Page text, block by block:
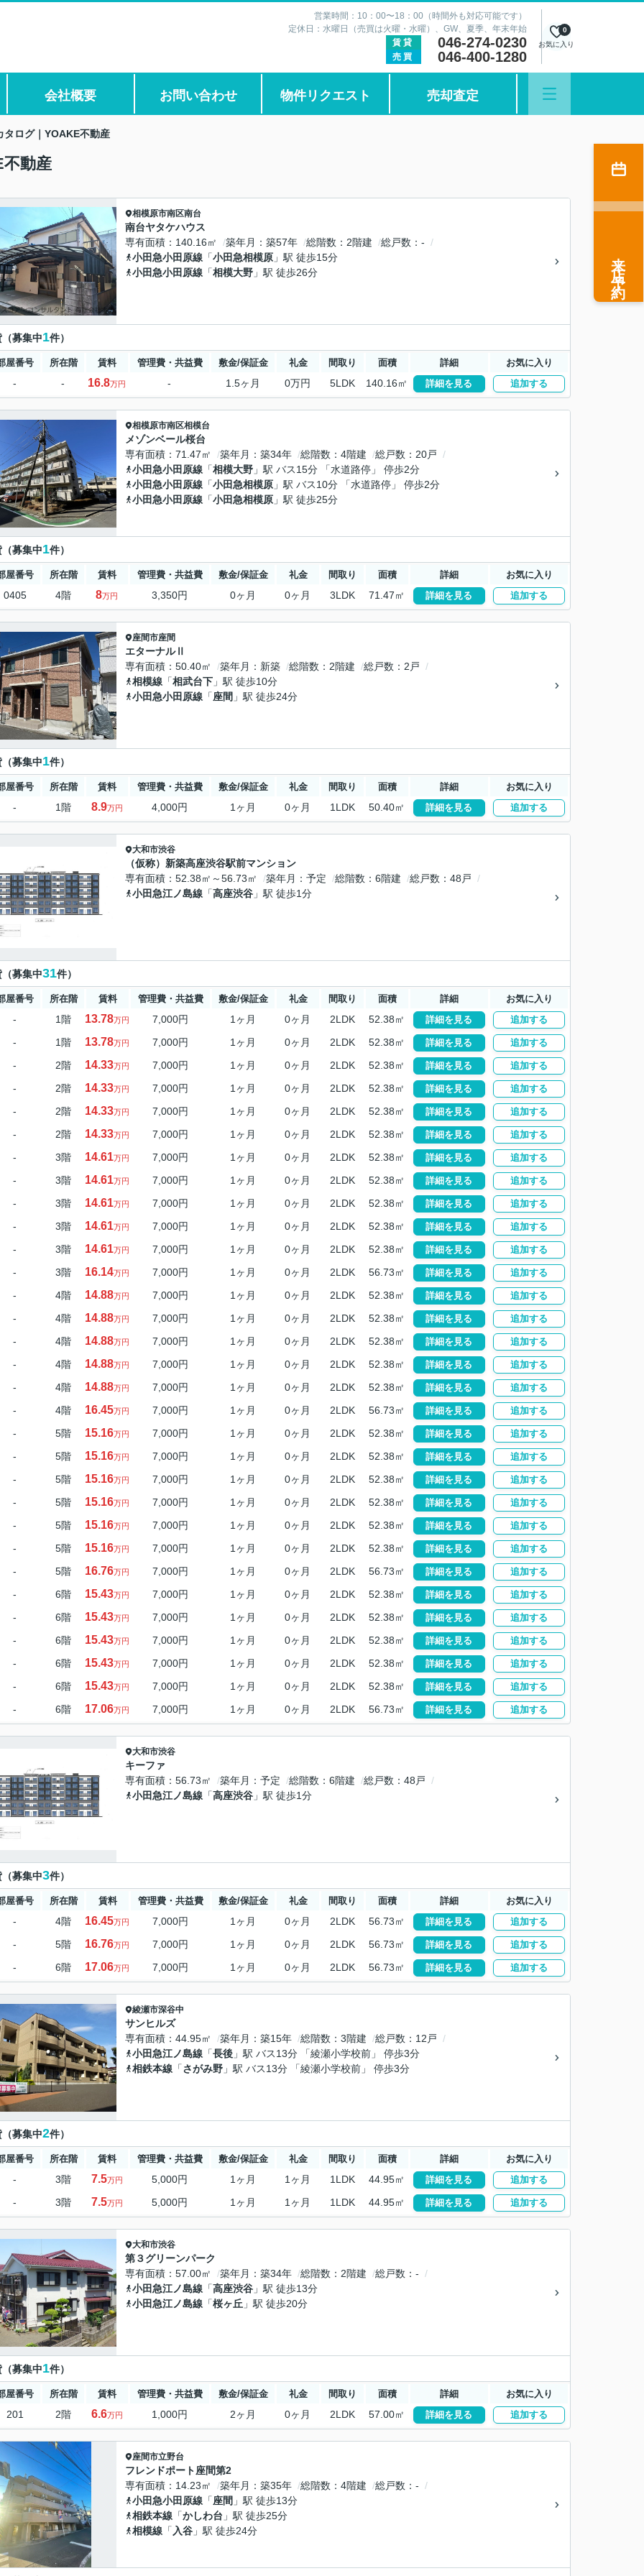
営業時間：10：00〜18：00（時間外も対応可能です）
定休日：水曜日（売買は火曜・水曜）、GW、夏季、年末年始
賃貸
046-274-0230
売買 046-400-1280
お気に入り
0
会社概要 お問い合わせ 物件リクエスト 売却査定
タログ｜YOAKE不動産
動産
相模原市南区南台
南台ヤタケハウス
専有面積
140.16㎡ 築年月 築57年 総階数 2階建 総戸数
-
小田急小田原線 「小田急相模原 」駅 徒歩15分
小田急小田原線 「相模大野 」駅 徒歩26分
募集中1件）
屋番号 所在階 賃料 管理費・共益費 敷金/保証金 礼金 間取り 面積 詳細 お気に入り
- - 16.8万円 - 1.5ヶ月 0万円 5LDK 140.16㎡ 詳細を見る 追加する
相模原市南区相模台
メゾンベール桜台
専有面積
71.47㎡ 築年月 築34年 総階数 4階建 総戸数
20戸
小田急小田原線 「相模大野 」駅 バス15分 「水道路停」 停歩2分
小田急小田原線 「小田急相模原 」駅 バス10分 「水道路停」 停歩2分
小田急小田原線 「小田急相模原 」駅 徒歩25分
募集中1件）
屋番号 所在階 賃料 管理費・共益費 敷金/保証金 礼金 間取り 面積 詳細 お気に入り
0405 4階 8万円 3,350円 0ヶ月 0ヶ月 3LDK 71.47㎡ 詳細を見る 追加する
座間市座間
エターナルⅡ
専有面積
50.40㎡ 築年月 新築 総階数 2階建 総戸数
2戸
相模線 「相武台下 」駅 徒歩10分
小田急小田原線 「座間 」駅 徒歩24分
募集中1件）
屋番号 所在階 賃料 管理費・共益費 敷金/保証金 礼金 間取り 面積 詳細 お気に入り
- 1階 8.9万円 4,000円 1ヶ月 0ヶ月 1LDK 50.40㎡ 詳細を見る 追加する
大和市渋谷
（仮称）新築高座渋谷駅前マンション
専有面積
52.38㎡～56.73㎡ 築年月 予定 総階数 6階建 総戸数
48戸
小田急江ノ島線 「高座渋谷 」駅 徒歩1分
募集中31件）
屋番号 所在階 賃料 管理費・共益費 敷金/保証金 礼金 間取り 面積 詳細 お気に入り
- 1階 13.78万円 7,000円 1ヶ月 0ヶ月 2LDK 52.38㎡ 詳細を見る 追加する
- 1階 13.78万円 7,000円 1ヶ月 0ヶ月 2LDK 52.38㎡ 詳細を見る 追加する
- 2階 14.33万円 7,000円 1ヶ月 0ヶ月 2LDK 52.38㎡ 詳細を見る 追加する
- 2階 14.33万円 7,000円 1ヶ月 0ヶ月 2LDK 52.38㎡ 詳細を見る 追加する
- 2階 14.33万円 7,000円 1ヶ月 0ヶ月 2LDK 52.38㎡ 詳細を見る 追加する
- 2階 14.33万円 7,000円 1ヶ月 0ヶ月 2LDK 52.38㎡ 詳細を見る 追加する
- 3階 14.61万円 7,000円 1ヶ月 0ヶ月 2LDK 52.38㎡ 詳細を見る 追加する
- 3階 14.61万円 7,000円 1ヶ月 0ヶ月 2LDK 52.38㎡ 詳細を見る 追加する
- 3階 14.61万円 7,000円 1ヶ月 0ヶ月 2LDK 52.38㎡ 詳細を見る 追加する
- 3階 14.61万円 7,000円 1ヶ月 0ヶ月 2LDK 52.38㎡ 詳細を見る 追加する
- 3階 14.61万円 7,000円 1ヶ月 0ヶ月 2LDK 52.38㎡ 詳細を見る 追加する
- 3階 16.14万円 7,000円 1ヶ月 0ヶ月 2LDK 56.73㎡ 詳細を見る 追加する
- 4階 14.88万円 7,000円 1ヶ月 0ヶ月 2LDK 52.38㎡ 詳細を見る 追加する
- 4階 14.88万円 7,000円 1ヶ月 0ヶ月 2LDK 52.38㎡ 詳細を見る 追加する
- 4階 14.88万円 7,000円 1ヶ月 0ヶ月 2LDK 52.38㎡ 詳細を見る 追加する
- 4階 14.88万円 7,000円 1ヶ月 0ヶ月 2LDK 52.38㎡ 詳細を見る 追加する
- 4階 14.88万円 7,000円 1ヶ月 0ヶ月 2LDK 52.38㎡ 詳細を見る 追加する
- 4階 16.45万円 7,000円 1ヶ月 0ヶ月 2LDK 56.73㎡ 詳細を見る 追加する
- 5階 15.16万円 7,000円 1ヶ月 0ヶ月 2LDK 52.38㎡ 詳細を見る 追加する
- 5階 15.16万円 7,000円 1ヶ月 0ヶ月 2LDK 52.38㎡ 詳細を見る 追加する
- 5階 15.16万円 7,000円 1ヶ月 0ヶ月 2LDK 52.38㎡ 詳細を見る 追加する
- 5階 15.16万円 7,000円 1ヶ月 0ヶ月 2LDK 52.38㎡ 詳細を見る 追加する
- 5階 15.16万円 7,000円 1ヶ月 0ヶ月 2LDK 52.38㎡ 詳細を見る 追加する
- 5階 15.16万円 7,000円 1ヶ月 0ヶ月 2LDK 52.38㎡ 詳細を見る 追加する
- 5階 16.76万円 7,000円 1ヶ月 0ヶ月 2LDK 56.73㎡ 詳細を見る 追加する
- 6階 15.43万円 7,000円 1ヶ月 0ヶ月 2LDK 52.38㎡ 詳細を見る 追加する
- 6階 15.43万円 7,000円 1ヶ月 0ヶ月 2LDK 52.38㎡ 詳細を見る 追加する
- 6階 15.43万円 7,000円 1ヶ月 0ヶ月 2LDK 52.38㎡ 詳細を見る 追加する
- 6階 15.43万円 7,000円 1ヶ月 0ヶ月 2LDK 52.38㎡ 詳細を見る 追加する
- 6階 15.43万円 7,000円 1ヶ月 0ヶ月 2LDK 52.38㎡ 詳細を見る 追加する
- 6階 17.06万円 7,000円 1ヶ月 0ヶ月 2LDK 56.73㎡ 詳細を見る 追加する
大和市渋谷
キーファ
専有面積
56.73㎡ 築年月 予定 総階数 6階建 総戸数
48戸
小田急江ノ島線 「高座渋谷 」駅 徒歩1分
募集中3件）
屋番号 所在階 賃料 管理費・共益費 敷金/保証金 礼金 間取り 面積 詳細 お気に入り
- 4階 16.45万円 7,000円 1ヶ月 0ヶ月 2LDK 56.73㎡ 詳細を見る 追加する
- 5階 16.76万円 7,000円 1ヶ月 0ヶ月 2LDK 56.73㎡ 詳細を見る 追加する
- 6階 17.06万円 7,000円 1ヶ月 0ヶ月 2LDK 56.73㎡ 詳細を見る 追加する
綾瀬市深谷中
サンヒルズ
専有面積
44.95㎡ 築年月 築15年 総階数 3階建 総戸数
12戸
小田急江ノ島線 「長後 」駅 バス13分 「綾瀬小学校前」 停歩3分
相鉄本線 「さがみ野 」駅 バス13分 「綾瀬小学校前」 停歩3分
募集中2件）
屋番号 所在階 賃料 管理費・共益費 敷金/保証金 礼金 間取り 面積 詳細 お気に入り
- 3階 7.5万円 5,000円 1ヶ月 1ヶ月 1LDK 44.95㎡ 詳細を見る 追加する
- 3階 7.5万円 5,000円 1ヶ月 1ヶ月 1LDK 44.95㎡ 詳細を見る 追加する
大和市渋谷
第３グリーンパーク
専有面積
57.00㎡ 築年月 築34年 総階数 2階建 総戸数
-
小田急江ノ島線 「高座渋谷 」駅 徒歩13分
小田急江ノ島線 「桜ヶ丘 」駅 徒歩20分
募集中1件）
屋番号 所在階 賃料 管理費・共益費 敷金/保証金 礼金 間取り 面積 詳細 お気に入り
201 2階 6.6万円 1,000円 2ヶ月 0ヶ月 2LDK 57.00㎡ 詳細を見る 追加する
座間市立野台
フレンドポート座間第2
専有面積
14.23㎡ 築年月 築35年 総階数 4階建 総戸数
-
小田急小田原線 「座間 」駅 徒歩13分
相鉄本線 「かしわ台 」駅 徒歩25分
相模線 「 入谷 」駅 徒歩24分
来店予約